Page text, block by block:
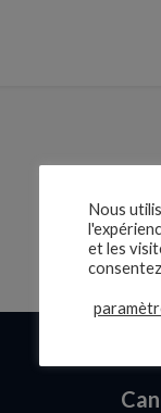
Nous
et les